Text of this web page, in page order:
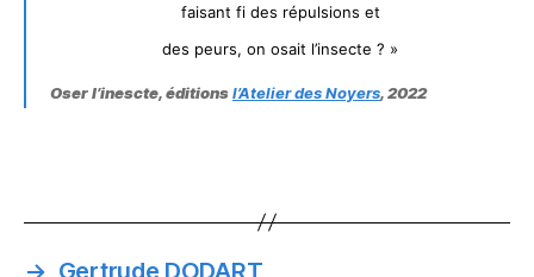
faisant fi des répulsions et
des peurs, on osait l’insecte ? »
Oser l’inescte, éditionsl’Atelier des Noyers, 2022
→ Gertrude DODART